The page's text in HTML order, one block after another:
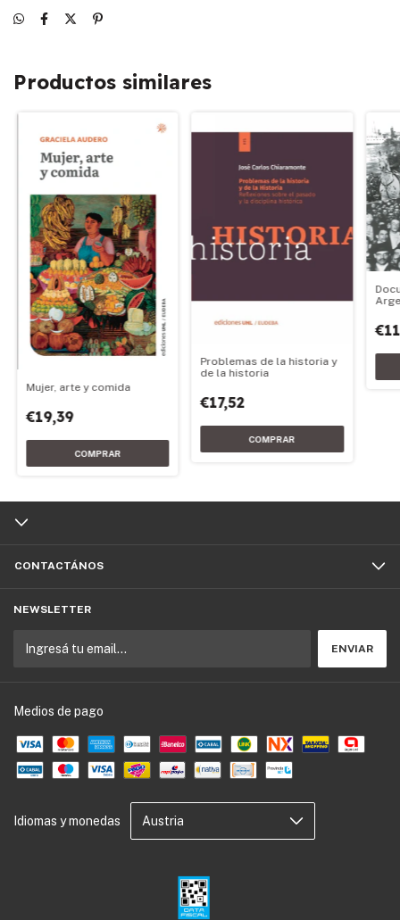
Productos similares
Mujer, arte y comida
€19,39
Problemas de la historia y
de la historia
€17,52
CONTACTÁNOS
NEWSLETTER
Medios de pago
Idiomas y monedas